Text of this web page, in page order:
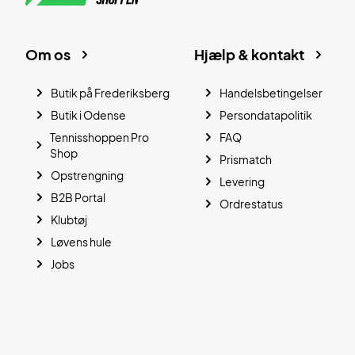
Hjælp & kontakt
Handelsbetingelser
Persondatapolitik
FAQ
Prismatch
Levering
Ordrestatus
Om os
Butik på Frederiksberg
Butik i Odense
Tennisshoppen Pro
Shop
Opstrengning
B2B Portal
Klubtøj
Løvens hule
Jobs